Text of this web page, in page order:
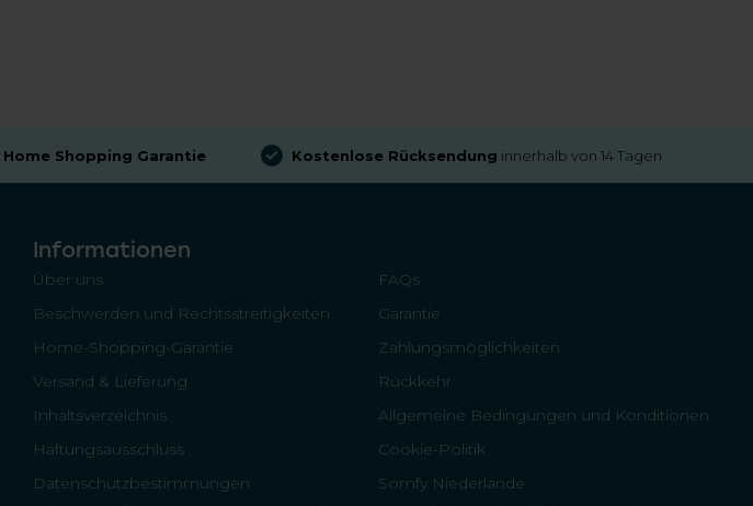
Home Shopping Garantie Kostenlose Rücksendung innerhalb von 14 Tagen
Informationen
Über uns
FAQs
Beschwerden und Rechtsstreitigkeiten
Garantie
Home-Shopping-Garantie
Zahlungsmöglichkeiten
Versand & Lieferung
Rückkehr
Inhaltsverzeichnis
Allgemeine Bedingungen und Konditionen
Haftungsausschluss
Cookie-Politik
Datenschutzbestimmungen
Somfy Niederlande